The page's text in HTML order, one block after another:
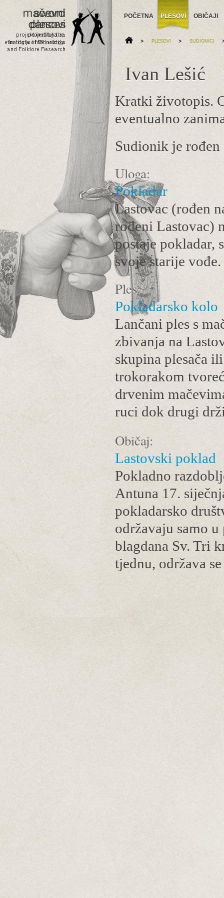
POČETNA PLESOVI OBIČAJI
> PLESOVI > SUDIONICI
Ivan Lešić
Kratki životopis.
eventualno
Sudionik je
Uloga:
Pokladar
Lastovac (rođen
rođeni Lastovac)
postaje pokladar,
svoje starije vođe.
Ples:
Pokladarsko kolo
Lančani ples s
zbivanja na
skupina plesača
trokorakom
drvenim
ruci dok drugi
Običaj:
Lastovski poklad
Pokladno
Antuna 17.
pokladarsko
održavaju samo
blagdana Sv. Tri
tjednu, održava